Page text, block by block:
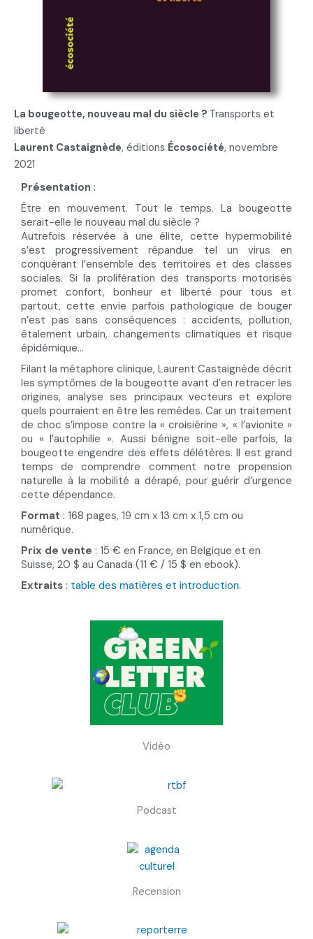
La bougeotte, nouveau mal du siècle ? Transports et
liberté
Laurent Castaignède, éditions Écosociété, novembre
2021
Présentation :
Être en mouvement. Tout le temps. La bougeotte
serait-elle le nouveau mal du siècle ?
Autrefois réservée à une élite, cette hypermobilité
s’est progressivement répandue tel un virus en
conquérant l’ensemble des territoires et des classes
sociales. Si la prolifération des transports motorisés
promet confort, bonheur et liberté pour tous et
partout, cette envie parfois pathologique de bouger
n’est pas sans conséquences : accidents, pollution,
étalement urbain, changements climatiques et risque
épidémique…
Filant la métaphore clinique, Laurent Castaignède décrit
les symptômes de la bougeotte avant d’en retracer les
origines, analyse ses principaux vecteurs et explore
quels pourraient en être les remèdes. Car un traitement
de choc s’impose contre la « croisiérine », « l’avionite »
ou « l’autophilie ». Aussi bénigne soit-elle parfois, la
bougeotte engendre des effets délétères. Il est grand
temps de comprendre comment notre propension
naturelle à la mobilité a dérapé, pour guérir d’urgence
cette dépendance.
Format : 168 pages, 19 cm x 13 cm x 1,5 cm ou
numérique.
Prix de vente : 15 € en France, en Belgique et en
Suisse, 20 $ au Canada (11 € / 15 $ en ebook).
Extraits : table des matières et introduction.
Vidéo
Podcast
Recension